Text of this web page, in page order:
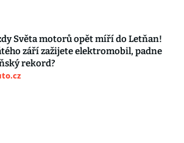
Světa motorů opět míří do Letňan!
září zažijete elektromobil, padne
rekord?